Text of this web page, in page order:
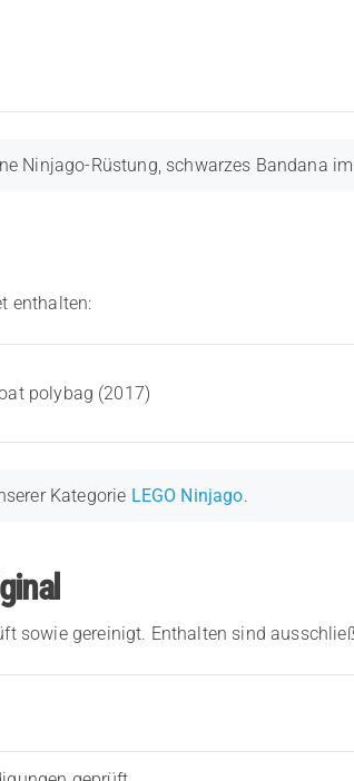
Ninjago-Rüstung, schwarzes Bandana
enthalten:
polybag (2017)
Kategorie LEGO Ninjago.
sowie gereinigt. Enthalten sind